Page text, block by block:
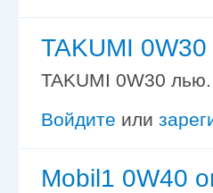
TAKUMI
TAKUMI 0W30
Войдите или
Mobil1 0W40